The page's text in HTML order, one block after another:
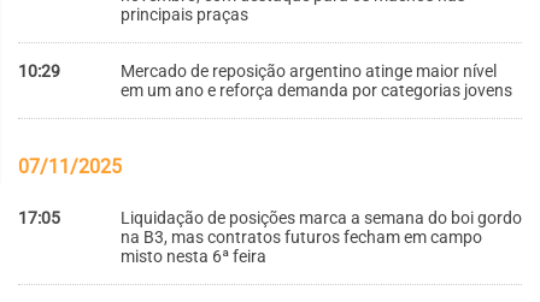
principais praças
10:29
Mercado de reposição argentino atinge maior nível
em um ano e reforça demanda por categorias jovens
07/11/2025
17:05
Liquidação de posições marca a semana do boi gordo
na B3, mas contratos futuros fecham em campo
misto nesta 6ª feira